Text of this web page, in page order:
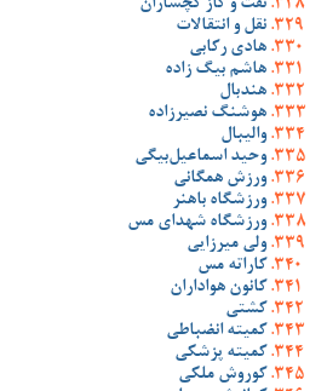
نفت و گاز گچساران
نقل و انتقالات
هادی رکابی
هاشم بیگ زاده
هندبال
هوشنگ نصیرزاده
والیبال
وحید اسماعیل‌بیگی
ورزش همگانی
ورزشگاه باهنر
ورزشگاه شهدای مس
ولی میرزایی
کاراته مس
کانون هواداران
کشتی
کمیته انضباطی
کمیته پزشکی
کوروش ملکی